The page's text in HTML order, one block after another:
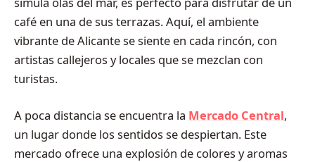
café en una de sus terrazas. Aquí, el ambiente
vibrante de Alicante se siente en cada rincón, con
artistas callejeros y locales que se mezclan con
turistas.
A poca distancia se encuentra la Mercado Central,
un lugar donde los sentidos se despiertan. Este
mercado ofrece una explosión de colores y aromas